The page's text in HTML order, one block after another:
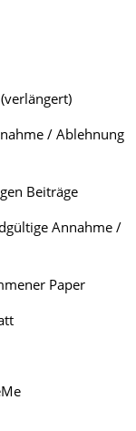
/ Ablehnung
Beiträge
Annahme /
Paper